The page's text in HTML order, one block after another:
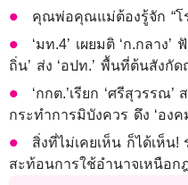
คุณพ่อคุณแม่ต้องรู้จัก “โ
‘มท.4’ เผยมติ ‘ก.กลาง
ถิ่น’ ส่ง ‘อปท.’ พื้นที่ต้นสังกั
‘กกต.’เรียก ‘ศรีสุวรรณ
กระทำการมิบังควร ดึง ‘อง
สิ่งที่ไม่เคยเห็น ก็ได้เห็น
สะท้อนการใช้อำนาจเหนือ